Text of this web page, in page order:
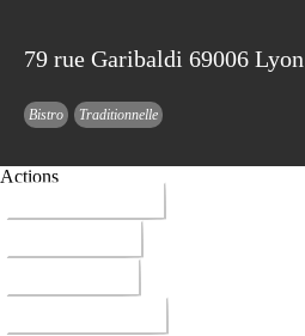
79 rue Garibaldi 69006 Lyon
Bistro Traditionnelle
Actions